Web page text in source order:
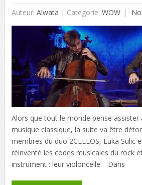
Auteur: Alwata | Catégorie: WOW
Alors que tout le monde pense assister
musique classique, la suite va être
membres du duo 2CELLOS, Luka Sulic
réinventé les codes musicales du rock
instrument : leur violoncelle. Dans